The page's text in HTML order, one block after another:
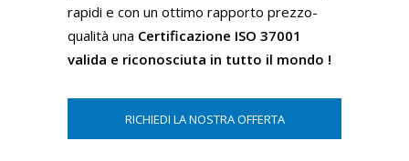
rapidi e con un ottimo rapporto prezzo-
qualità una Certificazione ISO 37001
valida e riconosciuta in tutto il mondo !
RICHIEDI LA NOSTRA OFFERTA